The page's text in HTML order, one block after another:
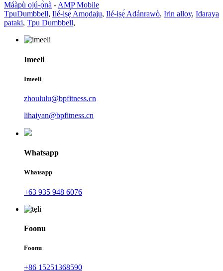
Máàpù ojú-ọ̀nà -AMP Mobile
TpuDumbbell, Ilé-iṣẹ́ Amọdaju, Ilé-iṣẹ́ Adánrawò, Irin alloy, Idaraya
pataki, Tpu Dumbbell,
Imeeli
Imeeli
zhoululu@bpfitness.cn
lihaiyan@bpfitness.cn
Whatsapp
Whatsapp
+63 935 948 6076
Foonu
Foonu
+86 15251368590